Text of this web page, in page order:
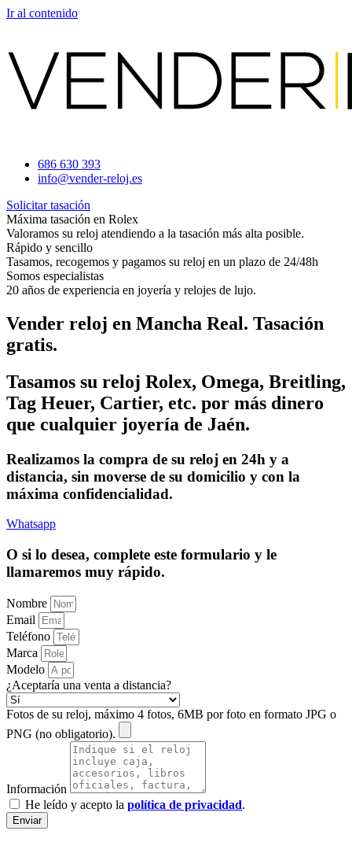
Ir al contenido
686 630 393
info@vender-reloj.es
Solicitar tasación
Máxima tasación en Rolex
Valoramos su reloj atendiendo a la tasación más alta posible.
Rápido y sencillo
Tasamos, recogemos y pagamos su reloj en un plazo de 24/48h
Somos especialistas
20 años de experiencia en joyería y relojes de lujo.
Vender reloj en Mancha Real. Tasación
gratis.
Tasamos su reloj Rolex, Omega, Breitling,
Tag Heuer, Cartier, etc. por más dinero
que cualquier joyería de Jaén.
Realizamos la compra de su reloj en 24h y a
distancia, sin moverse de su domicilio y con la
máxima confidencialidad.
Whatsapp
O si lo desea, complete este formulario y le
llamaremos muy rápido.
Nombre
Email
Teléfono
Marca
Modelo
¿Aceptaría una venta a distancia?
Fotos de su reloj, máximo 4 fotos, 6MB por foto en formato JPG o
PNG (no obligatorio).
Información
He leído y acepto la política de privacidad.
Enviar